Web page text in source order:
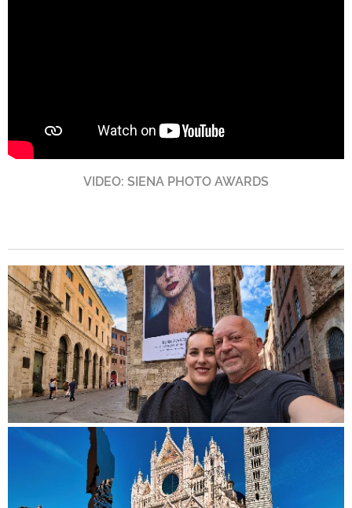
VIDEO: SIENA PHOTO AWARDS